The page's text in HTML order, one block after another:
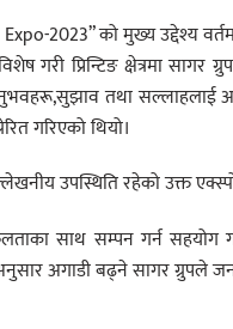
2023” को मुख्य उद्देश्य
गरी प्रिन्टिङ क्षेत्रमा
तथा सल्लाहलाई
गरिएको थियो।
उपस्थिति रहेको उक्त
साथ सम्पन गर्न सहयोग
अगाडी बढ्ने सागर ग्रुपले